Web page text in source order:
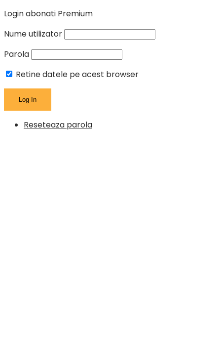
Login abonati Premium
Nume utilizator
Parola
Retine datele pe acest browser
Reseteaza parola